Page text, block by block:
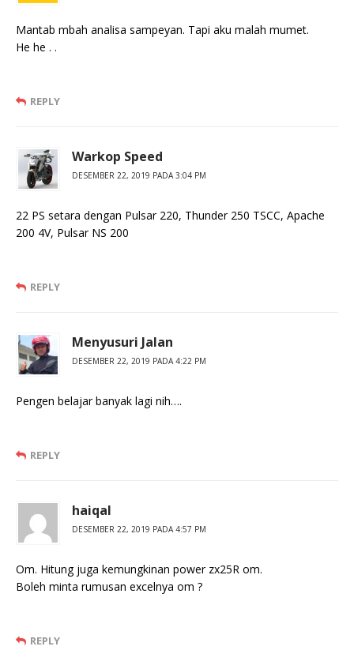
Mantab mbah analisa sampeyan. Tapi aku malah mumet.
He he . .
REPLY
Warkop Speed
DESEMBER 22, 2019 PADA 3:04 PM
22 PS setara dengan Pulsar 220, Thunder 250 TSCC, Apache
200 4V, Pulsar NS 200
REPLY
Menyusuri Jalan
DESEMBER 22, 2019 PADA 4:22 PM
Pengen belajar banyak lagi nih….
REPLY
haiqal
DESEMBER 22, 2019 PADA 4:57 PM
Om. Hitung juga kemungkinan power zx25R om.
Boleh minta rumusan excelnya om ?
REPLY